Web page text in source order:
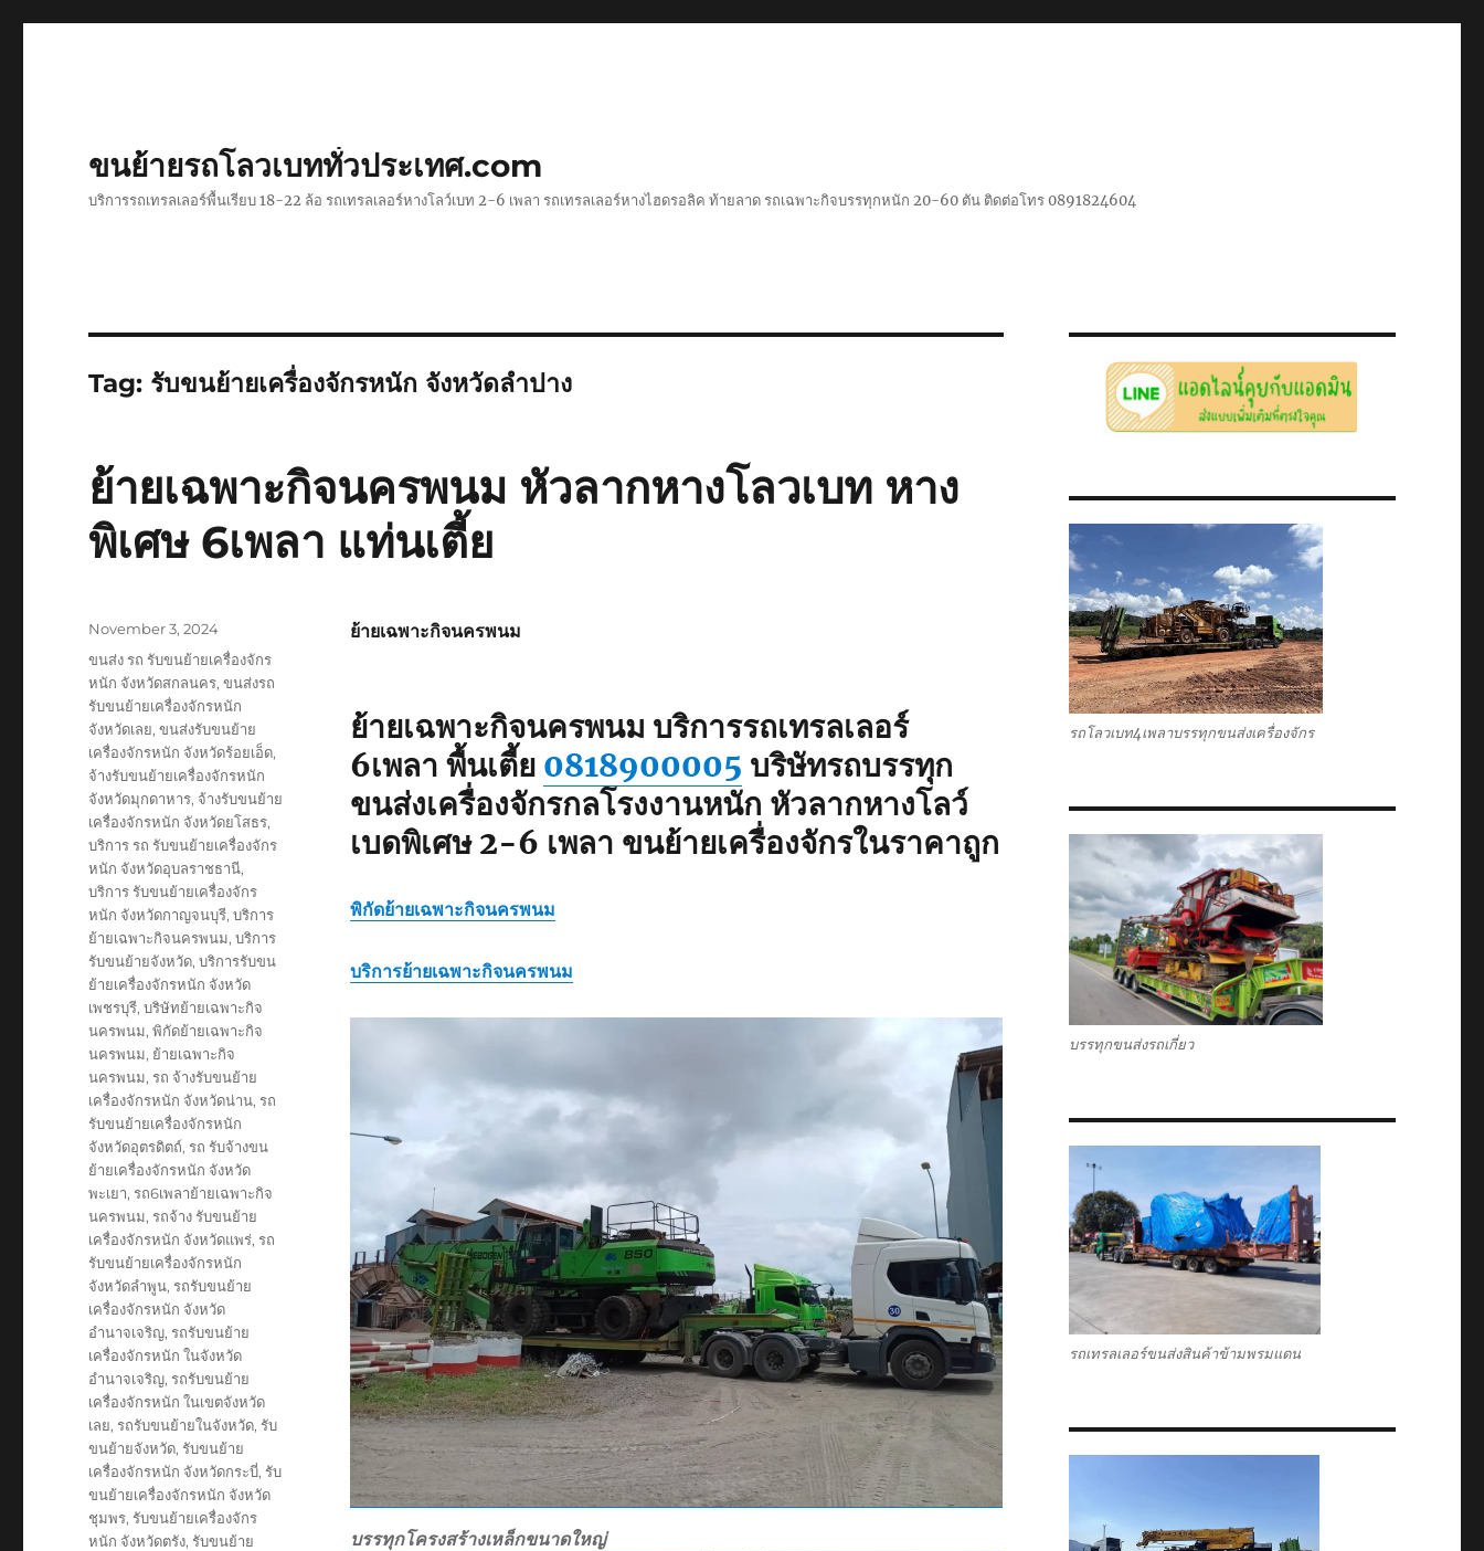
ขนย้ายรถโลวเบททั่วประเทศ.com
บริการรถเทรลเลอร์พื้นเรียบ 18-22 ล้อ รถเทรลเลอร์หางโลว์เบท 2-6 เพลา รถเทรลเลอร์หางไฮดรอลิค ท้ายลาด รถเฉพาะกิจบรรทุกหนัก 20-60 ตัน ติดต่อโทร 0891824604
Tag: รับขนย้ายเครื่องจักรหนัก จังหวัดลำปาง
ย้ายเฉพาะกิจนครพนม หัวลากหางโลวเบท หาง
พิเศษ 6เพลา แท่นเตี้ย
ย้ายเฉพาะกิจนครพนม
ย้ายเฉพาะกิจนครพนม บริการรถเทรลเลอร์
6เพลา พื้นเตี้ย 0818900005 บริษัทรถบรรทุก
ขนส่งเครื่องจักรกลโรงงานหนัก หัวลากหางโลว์
เบดพิเศษ 2-6 เพลา ขนย้ายเครื่องจักรในราคาถูก
พิกัดย้ายเฉพาะกิจนครพนม
บริการย้ายเฉพาะกิจนครพนม
บรรทุกโครงสร้างเหล็กขนาดใหญ่
Posted
November 3, 2024
Tags
ขนส่ง รถ รับขนย้ายเครื่องจักร
หนัก จังหวัดสกลนคร,ขนส่งรถ
รับขนย้ายเครื่องจักรหนัก
จังหวัดเลย,ขนส่งรับขนย้าย
เครื่องจักรหนัก จังหวัดร้อยเอ็ด,
จ้างรับขนย้ายเครื่องจักรหนัก
จังหวัดมุกดาหาร, จ้างรับขนย้าย
เครื่องจักรหนัก จังหวัดยโสธร,
บริการ รถ รับขนย้ายเครื่องจักร
หนัก จังหวัดอุบลราชธานี,
บริการ รับขนย้ายเครื่องจักร
หนัก จังหวัดกาญจนบุรี,บริการ
ย้ายเฉพาะกิจนครพนม,บริการ
รับขนย้ายจังหวัด,บริการรับขน
ย้ายเครื่องจักรหนัก จังหวัด
เพชรบุรี,บริษัทย้ายเฉพาะกิจ
นครพนม,พิกัดย้ายเฉพาะกิจ
นครพนม, ย้ายเฉพาะกิจ
นครพนม,รถ จ้างรับขนย้าย
เครื่องจักรหนัก จังหวัดน่าน,รถ
รับขนย้ายเครื่องจักรหนัก
จังหวัดอุตรดิตถ์,รถ รับจ้างขน
ย้ายเครื่องจักรหนัก จังหวัด
พะเยา,รถ6เพลาย้ายเฉพาะกิจ
นครพนม,รถจ้าง รับขนย้าย
เครื่องจักรหนัก จังหวัดแพร่,รถ
รับขนย้ายเครื่องจักรหนัก
จังหวัดลำพูน,รถรับขนย้าย
เครื่องจักรหนัก จังหวัด
อำนาจเจริญ,รถรับขนย้าย
เครื่องจักรหนัก ในจังหวัด
อำนาจเจริญ,รถรับขนย้าย
เครื่องจักรหนัก ในเขตจังหวัด
เลย,รถรับขนย้ายในจังหวัด,รับ
ขนย้ายจังหวัด,รับขนย้าย
เครื่องจักรหนัก จังหวัดกระบี่,รับ
ขนย้ายเครื่องจักรหนัก จังหวัด
ชุมพร,รับขนย้ายเครื่องจักร
หนัก จังหวัดตรัง,รับขนย้าย
รถโลวเบท4เพลาบรรทุกขนส่งเครื่องจักร
บรรทุกขนส่งรถเกี่ยว
รถเทรลเลอร์ขนส่งสินค้าข้ามพรมแดน